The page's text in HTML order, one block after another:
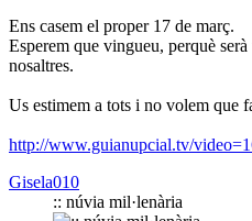
Ens casem el proper 17 de març.
Esperem que vingueu, perquè
nosaltres.
Us estimem a tots i no volem que
http://www.guianupcial.tv/
Gisela010
:: núvia mil·lenària